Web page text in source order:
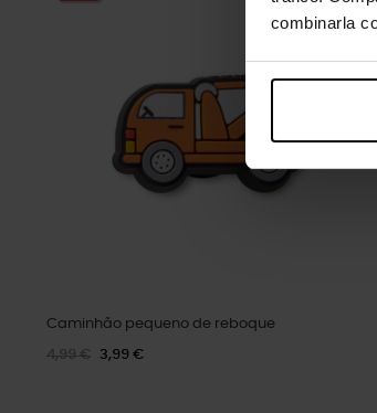
combinarla
Caminhão pequeno de reboque
4,99 € 3,99 €